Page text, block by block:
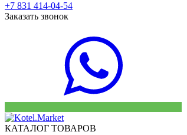
+7 831 414-04-54
Заказать звонок
КАТАЛОГ ТОВАРОВ